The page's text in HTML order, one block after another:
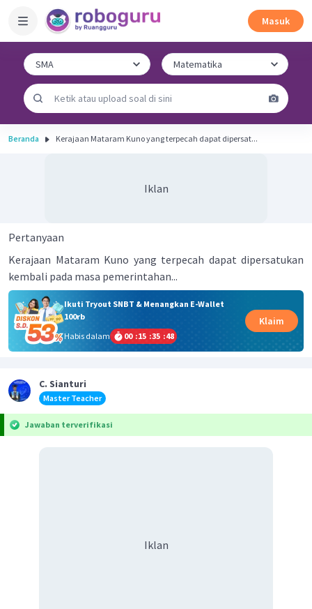
Masuk
Beranda Kerajaan Mataram Kuno yang terpecah dapat dipersat...
Iklan
Pertanyaan
Kerajaan Mataram Kuno yang terpecah dapat dipersatukan
kembali pada masa pemerintahan...
Ikuti Tryout SNBT & Menangkan E-Wallet
100rb
Habis dalam
00 :15 :35 :48
Klaim
C. Sianturi
Master Teacher
Jawaban terverifikasi
Iklan